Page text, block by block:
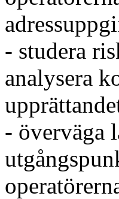
- studera
analysera
- överväga